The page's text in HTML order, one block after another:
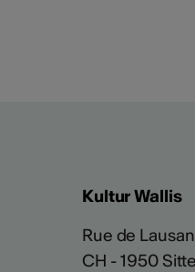
Kultur Wallis
Rue de
CH - 1950